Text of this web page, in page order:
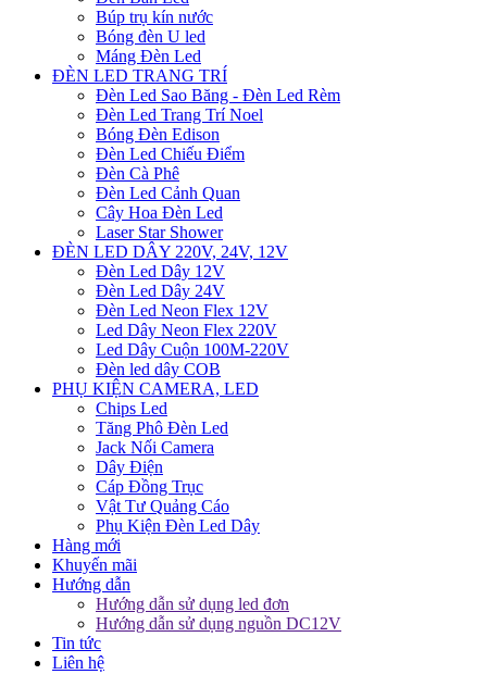
Búp trụ kín nước
Bóng đèn U led
Máng Đèn Led
ĐÈN LED TRANG TRÍ
Đèn Led Sao Băng - Đèn Led Rèm
Đèn Led Trang Trí Noel
Bóng Đèn Edison
Đèn Led Chiếu Điểm
Đèn Cà Phê
Đèn Led Cảnh Quan
Cây Hoa Đèn Led
Laser Star Shower
ĐÈN LED DÂY 220V, 24V, 12V
Đèn Led Dây 12V
Đèn Led Dây 24V
Đèn Led Neon Flex 12V
Led Dây Neon Flex 220V
Led Dây Cuộn 100M-220V
Đèn led dây COB
PHỤ KIỆN CAMERA, LED
Chips Led
Tăng Phô Đèn Led
Jack Nối Camera
Dây Điện
Cáp Đồng Trục
Vật Tư Quảng Cáo
Phụ Kiện Đèn Led Dây
Hàng mới
Khuyến mãi
Hướng dẫn
Hướng dẫn sử dụng led đơn
Hướng dẫn sử dụng nguồn DC12V
Tin tức
Liên hệ